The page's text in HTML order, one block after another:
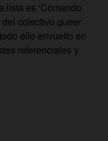
lista es ‘Comando
del colectivo queer
ello envuelto en
referenciales y